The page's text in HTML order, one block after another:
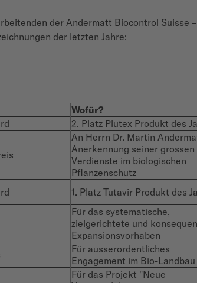
der Andermatt Biocontrol Suisse
der letzten Jahre:
Wofür?
2. Platz Plutex Produkt des
An Herrn Dr. Martin
Anerkennung seiner grossen
Verdienste im biologischen
Pflanzenschutz
1. Platz Tutavir Produkt des
Für das systematische,
zielgerichtete und
Expansionsvorhaben
Für ausserordentliches
Engagement im Bio-Landbau
Für das Projekt "Neue